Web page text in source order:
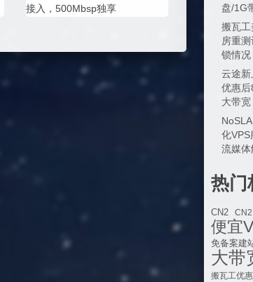
接入，500Mbsp独享
盘/1G
搬瓦
房重
锁情况
云途新
优惠
大带宽
化VPS
流媒
热
CN2
便宜
免备案建
大带
搬瓦工优